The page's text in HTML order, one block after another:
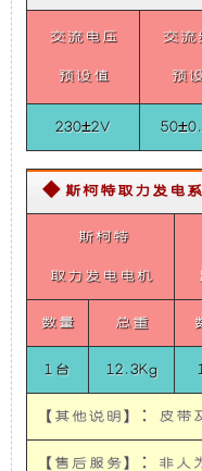
增
了
装
置，
使
力
发
电
机
供
电
系
统
5KW
Belt
Power
System
For
IVECO
F1C3.0
交流电压
预设值
交流
预
230±2V
◆ 斯柯特取力发电
斯柯特
取力发电电机
数量 总重
1台 12.3Kg
【其他说明】：皮
【售后服务】：非